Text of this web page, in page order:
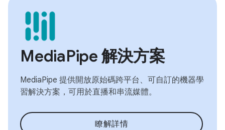
MediaPipe 解決方案
MediaPipe 提供開放原始碼跨平台、可自訂的機器學
習解決方案，可用於直播和串流媒體。
瞭解詳情